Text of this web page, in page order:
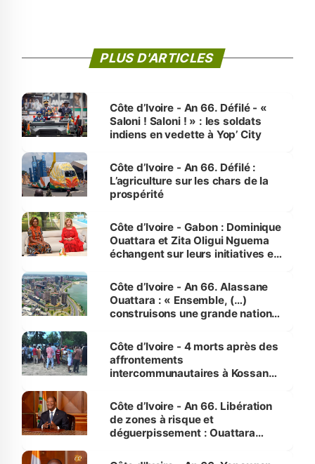
PLUS D'ARTICLES
Côte d’Ivoire - An 66. Défilé - «
Saloni ! Saloni ! » : les soldats
indiens en vedette à Yop’ City
Côte d’Ivoire - An 66. Défilé :
L’agriculture sur les chars de la
prospérité
Côte d’Ivoire - Gabon : Dominique
Ouattara et Zita Oligui Nguema
échangent sur leurs initiatives en
enfants
Côte d’Ivoire - An 66. Alassane
Ouattara : « Ensemble, (…)
construisons une grande nation
générations futures »
Côte d’Ivoire - 4 morts après des
affrontements
intercommunautaires à Kossandji
milieu des sinistrés
Côte d’Ivoire - An 66. Libération
de zones à risque et
déguerpissement : Ouattara
l'Etat de droit pour préserver les